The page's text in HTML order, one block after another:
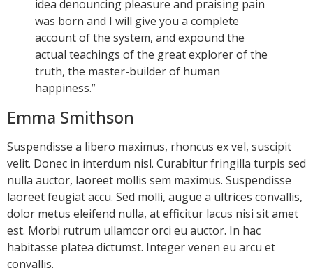
idea denouncing pleasure and praising pain
was born and I will give you a complete
account of the system, and expound the
actual teachings of the great explorer of the
truth, the master-builder of human
happiness.”
Emma Smithson
Suspendisse a libero maximus, rhoncus ex vel, suscipit
velit. Donec in interdum nisl. Curabitur fringilla turpis sed
nulla auctor, laoreet mollis sem maximus. Suspendisse
laoreet feugiat accu. Sed molli, augue a ultrices convallis,
dolor metus eleifend nulla, at efficitur lacus nisi sit amet
est. Morbi rutrum ullamcor orci eu auctor. In hac
habitasse platea dictumst. Integer venen eu arcu et
convallis.